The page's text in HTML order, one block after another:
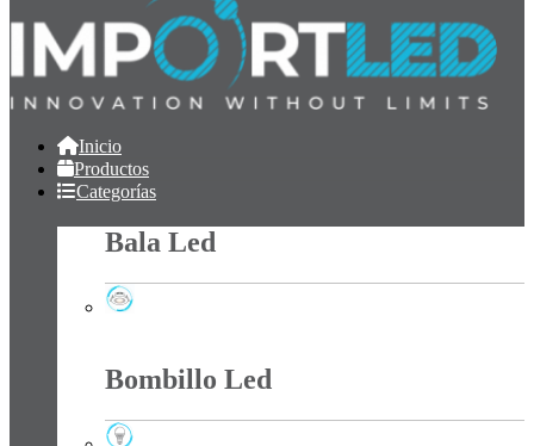
Inicio
Productos
Categorías
Bala Led
Bombillo Led